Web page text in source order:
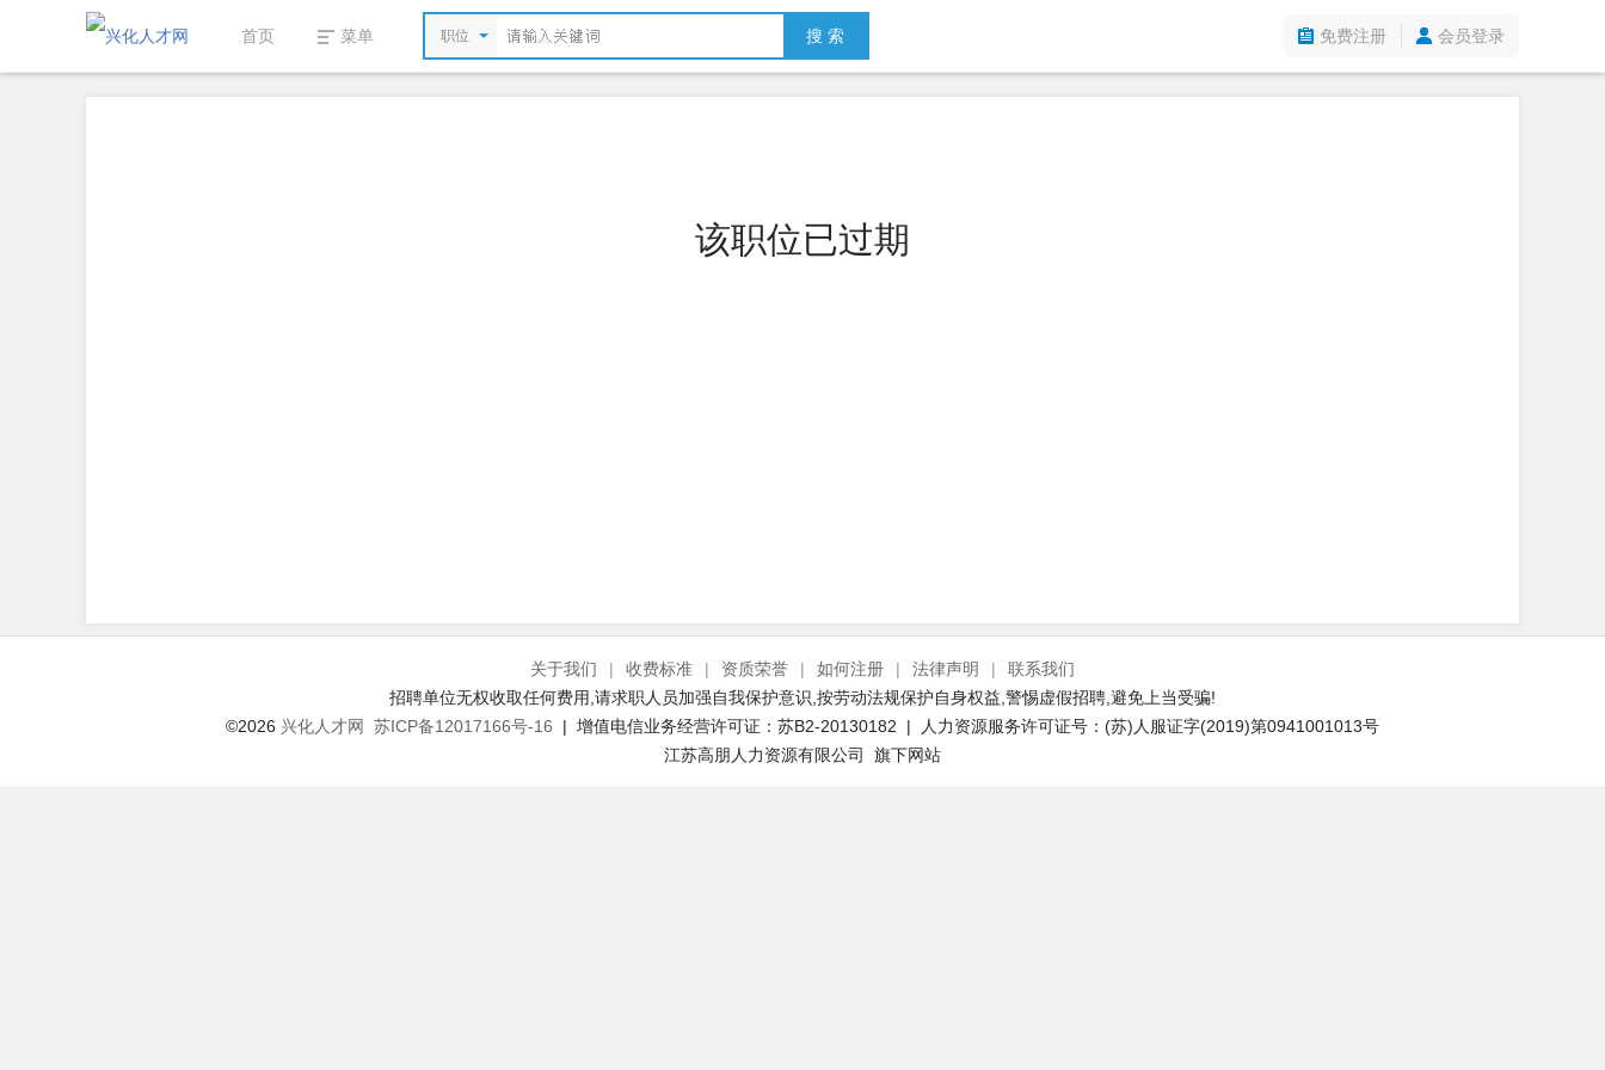
首页 菜单 职位 搜 索 免费注册 会员登录
该职位已过期
关于我们 | 收费标准 | 资质荣誉 | 如何注册 | 法律声明 |
联系我们
招聘单位无权收取任何费用,请求职人员加强自我保护意识,按劳动法规保护自身权益,警惕虚假招聘,避免上当受骗!
©2026 兴化人才网 苏ICP备12017166号-16 | 增值电信业务经营许可证：苏B2-20130182 | 人力资源服务许可证号：(苏)人服证字(2019)第0941001013号
江苏高朋人力资源有限公司 旗下网站